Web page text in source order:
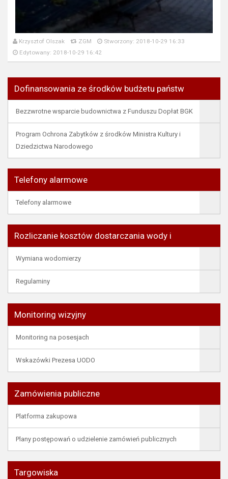
Krzysztof Olszak ZGM
Stworzony: 2018-10-29 16:33
Edytowany: 2018-10-29 16:42
Dofinansowania ze środków budżetu państw
Bezzwrotne wsparcie budownictwa z Funduszu Dopłat BGK
Program Ochrona Zabytków z środków Ministra Kultury i
Dziedzictwa Narodowego
Telefony alarmowe
Telefony alarmowe
Rozliczanie kosztów dostarczania wody i
Wymiana wodomierzy
Regulaminy
Monitoring wizyjny
Monitoring na posesjach
Wskazówki Prezesa UODO
Zamówienia publiczne
Platforma zakupowa
Plany postępowań o udzielenie zamówień publicznych
Targowiska